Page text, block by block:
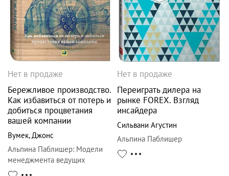
Нет в продаже
Бережливое производство.
Как избавиться от потерь и
добиться процветания
вашей компании
Вумек, Джонс
Альпина Паблишер: Модели
менеджмента ведущих
корпораций
Нет в продаже
Переиграть дилера на
рынке FOREX. Взгляд
инсайдера
Сильвани Агустин
Альпина Паблишер